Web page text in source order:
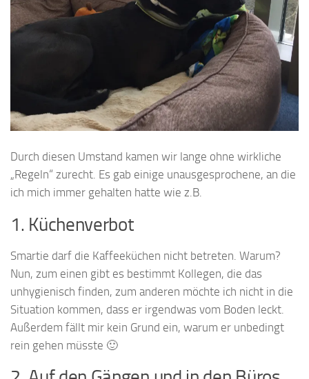
Durch diesen Umstand kamen wir lange ohne wirkliche
„Regeln“ zurecht. Es gab einige unausgesprochene, an die
ich mich immer gehalten hatte wie z.B.
1. Küchenverbot
Smartie darf die Kaffeeküchen nicht betreten. Warum?
Nun, zum einen gibt es bestimmt Kollegen, die das
unhygienisch finden, zum anderen möchte ich nicht in die
Situation kommen, dass er irgendwas vom Boden leckt.
Außerdem fällt mir kein Grund ein, warum er unbedingt
rein gehen müsste 🙂